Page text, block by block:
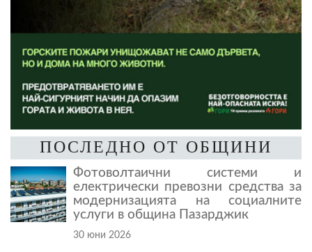
ПОСЛЕДНО ОТ ОБЩИНИ
Фотоволтаични системи и
електрически превозни средства за
модернизацията на социалните
услуги в община Пазарджик
30 юни 2026